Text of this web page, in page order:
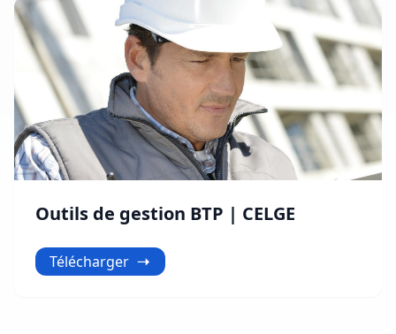
Outils de gestion BTP | CELGE
Télécharger